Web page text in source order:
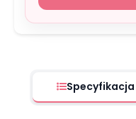
Specyfikacja